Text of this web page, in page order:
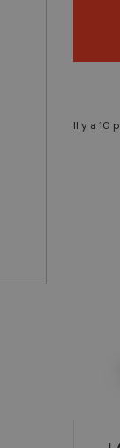
Il y a 10